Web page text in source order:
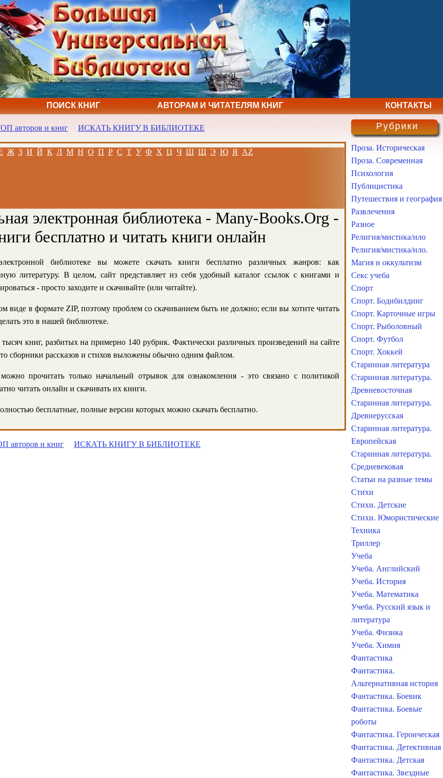
ПОИСК КНИГ АВТОРАМ И ЧИТАТЕЛЯМ КНИГ КОНТАКТЫ
авторов и книг ИСКАТЬ КНИГУ В БИБЛИОТЕКЕ
Ж З И Й К Л М Н О П Р С Т У Ф Х Ц Ч Ш Щ Э Ю Я AZ
электронная библиотека - Many-Books.Org -
бесплатно и читать книги онлайн
библиотеке вы можете скачать книги бесплатно различных жанров: как
литературу. В целом, сайт представляет из себя удобный каталог ссылок с книгами и
- просто заходите и скачивайте (или читайте).
виде в формате ZIP, поэтому проблем со скачиванием быть не должно; если вы хотите читать
это в нашей библиотеке.
книг, разбитых на примерно 140 рубрик. Фактически различных произведений на сайте
сборники рассказов и стихов выложены обычно одним файлом.
прочитать только начальный отрывок для ознакомления - это связано с политикой
читать онлайн и скачивать их книги.
бесплатные, полные версии которых можно скачать бесплатно.
авторов и книг ИСКАТЬ КНИГУ В БИБЛИОТЕКЕ
Рубрики
Проза. Историческая
Проза. Современная
Психология
Публицистика
Путешествия и география
Развлечения
Разное
Религия/мистика/нло
Религия/мистика/нло.
Магия и оккультизм
Секс учеба
Спорт
Спорт. Бодибилдинг
Спорт. Карточные игры
Спорт. Рыболовный
Спорт. Футбол
Спорт. Хоккей
Старинная литература
Старинная литература.
Древневосточная
Старинная литература.
Древнерусская
Старинная литература.
Европейская
Старинная литература.
Средневековая
Статьи на разные темы
Стихи
Стихи. Детские
Стихи. Юмористические
Техника
Триллер
Учеба
Учеба. Английский
Учеба. История
Учеба. Математика
Учеба. Русский язык и
литература
Учеба. Физика
Учеба. Химия
Фантастика
Фантастика.
Альтернативная история
Фантастика. Боевик
Фантастика. Боевые
роботы
Фантастика. Героическая
Фантастика. Детективная
Фантастика. Детская
Фантастика. Звездные